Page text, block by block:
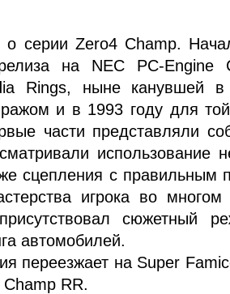
о серии Zero4 Champ.
релиза на NEC PC-
Rings, ныне канувшей в
и в 1993 году для
части представляли
использование
сцепления с правильным
игрока во многом
сюжетный
автомобилей.
переезжает на Super
RR.